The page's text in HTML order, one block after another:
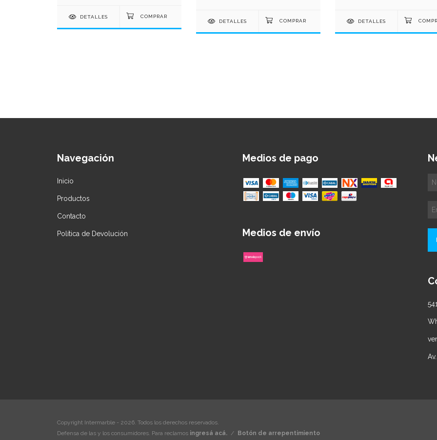
DETALLES
DETALLES DETALLES
Navegación
Inicio
Productos
Contacto
Política de Devolución
Medios de pago
Medios de envío
Copyright Intermarble - 2026. Todos los derechos reservados.
Defensa de las y los consumidores. Para reclamos ingresá acá. / Botón de arrepentimiento